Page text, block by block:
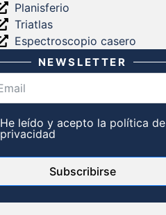
Planisferio
Triatlas
Espectroscopio casero
NEWSLETTER
He leído y acepto la política de
privacidad
Subscribirse